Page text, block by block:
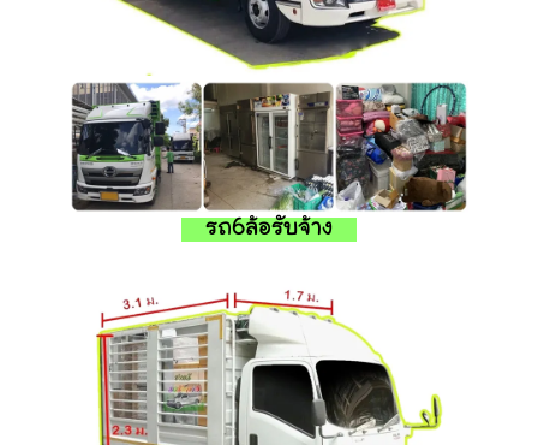
รถ6ล้อรับจ้าง